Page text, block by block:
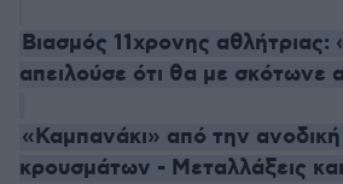
Βιασμός 11χρονης
απειλούσε ότι θα με σκότωνε
«Καμπανάκι» από την
κρουσμάτων - Μεταλλάξεις